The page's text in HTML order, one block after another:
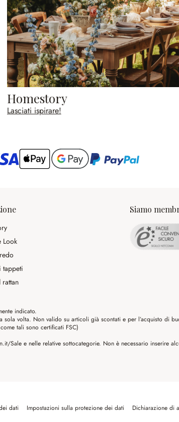
Homestory
Lasciati ispirare!
Look
tappeti
Siamo
indicato.
volta. Non valido su articoli già scontati e per l’acquisto di
tali sono certificati FSC)
Sale e nelle relative sottocategorie. Non è necessario inserire
dati Impostazioni sulla protezione dei dati Dichiarazione di